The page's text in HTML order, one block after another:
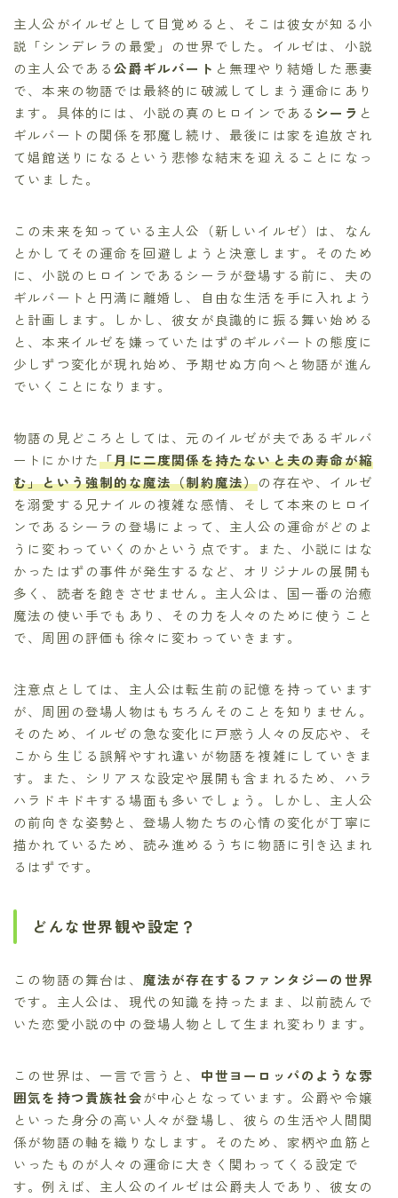
主人公がイルゼとして目覚めると、そこは彼女が知る小
説「シンデレラの最愛」の世界でした。イルゼは、小説
の主人公である公爵ギルバート と無理やり結婚した悪妻
で、本来の物語では最終的に破滅してしまう運命にあり
ます。具体的には、小説の真のヒロインである シーラ と
ギルバートの関係を邪魔し続け、最後には家を追放され
て娼館送りになるという悲惨な結末を迎えることになっ
ていました。
この未来を知っている主人公（新しいイルゼ）は、なん
とかしてその運命を回避しようと決意します。そのため
に、小説のヒロインであるシーラが登場する前に、夫の
ギルバートと円満に離婚し、自由な生活を手に入れよう
と計画します。しかし、彼女が良識的に振る舞い始める
と、本来イルゼを嫌っていたはずのギルバートの態度に
少しずつ変化が現れ始め、予期せぬ方向へと物語が進ん
でいくことになります。
物語の見どころとしては、元のイルゼが夫であるギルバ
ートにかけた「月に二度関係を持たないと夫の寿命が縮
む」という強制的な魔法（制約魔法）の存在や、イルゼ
を溺愛する兄ナイルの複雑な感情、そして本来のヒロイ
ンであるシーラの登場によって、主人公の運命がどのよ
うに変わっていくのかという点です。また、小説にはな
かったはずの事件が発生するなど、オリジナルの展開も
多く、読者を飽きさせません。主人公は、国一番の治癒
魔法の使い手でもあり、その力を人々のために使うこと
で、周囲の評価も徐々に変わっていきます。
注意点としては、主人公は転生前の記憶を持っています
が、周囲の登場人物はもちろんそのことを知りません。
そのため、イルゼの急な変化に戸惑う人々の反応や、そ
こから生じる誤解やすれ違いが物語を複雑にしていきま
す。また、シリアスな設定や展開も含まれるため、ハラ
ハラドキドキする場面も多いでしょう。しかし、主人公
の前向きな姿勢と、登場人物たちの心情の変化が丁寧に
描かれているため、読み進めるうちに物語に引き込まれ
るはずです。
どんな世界観や設定？
この物語の舞台は、 魔法が存在するファンタジーの世界
です。主人公は、現代の知識を持ったまま、以前読んで
いた恋愛小説の中の登場人物として生まれ変わります。
この世界は、一言で言うと、 中世ヨーロッパのような雰
囲気を持つ貴族社会が中心となっています。公爵や令嬢
といった身分の高い人々が登場し、彼らの生活や人間関
係が物語の軸を織りなします。そのため、家柄や血筋と
いったものが人々の運命に大きく関わってくる設定で
す。例えば、主人公のイルゼは公爵夫人であり、彼女の